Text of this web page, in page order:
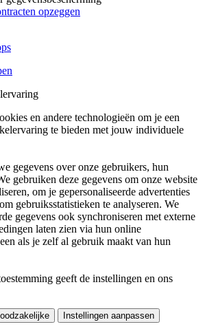
opzeggen
en andere technologieën om je een
te bieden met jouw individuele
gegevens over onze gebruikers, hun
gebruiken deze gegevens om onze website
om je gepersonaliseerde advertenties
gebruiksstatistieken te analyseren. We
gegevens ook synchroniseren met externe
laten zien via hun online
als je zelf al gebruik maakt van hun
geeft de instellingen en ons
Instellingen aanpassen